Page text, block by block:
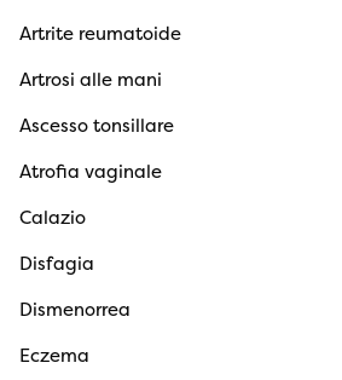
Artrite reumatoide
Artrosi alle mani
Ascesso tonsillare
Atrofia vaginale
Calazio
Disfagia
Dismenorrea
Eczema